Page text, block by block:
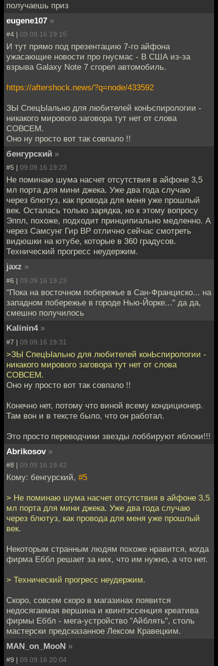
получаешь приз
eugene107 »
#4 | 09.09.16 19:15
И тут прямо под презентацию 7-го айфона
ужасающие новости про гнусмас - В США из-за
взрыва Galaxy Note 7 сгорел автомобиль.
https://aftershock.news/?q=node/433592
ЗЫ СпецЫально для любителей конЬспирологии -
никакого мирового заговора тут нет от слова
СОВСЕМ.
Оно ну просто вот так совпало !!
бенгурский »
#5 | 09.09.16 19:23
Не поминаю шума насчет отсутствия в айфоне 3,5
мл порта для мини джека. Уже два года случаю
через блютуз, как провода для меня уже прошлый
век. Осталась только зарядка, но к этому вопросу
Эппл, похоже, подходит принципиально медленно. А
через Самсунг Гир ВР отлично сейчас смотреть
видюшки на ютубе, которые в 360 градусов.
Технический прогресс неудержим.
jaxz »
#6 | 09.09.16 19:23
"Пока на восточном побережье в Сан-Франциско... на
западном побережье в городе Нью-Йорке..." да да,
смешно получилось
Kalinin4 »
#7 | 09.09.16 19:31
>ЗЫ СпецЫально для любителей конЬспирологии -
никакого мирового заговора тут нет от слова
СОВСЕМ.
Оно ну просто вот так совпало !!
Конечно нет, потому что виной всему кондиционер.
Там вон и в тексте было, что он работал.
Это просто переводчики звезды лоббируют яблоки!!!
Abrikosov »
#8 | 09.09.16 19:42
Кому: бенгурский, #5
> Не поминаю шума насчет отсутствия в айфоне 3,5
мл порта для мини джека. Уже два года случаю
через блютуз, как провода для меня уже прошлый
век.
Некоторым странным людям похоже нравится, когда
фирма Еббл решает за них, что им нужно, а что нет.
> Технический прогресс неудержим.
Скоро, совсем скоро в магазинах появится
недосягаемая вершина и квинтэссенция креатива
фирмы Еббл - мега-устройство "Айблять", столь
мастерски предсказанное Лексом Кравецким.
MAN_on_MooN »
#9 | 09.09.16 20:04